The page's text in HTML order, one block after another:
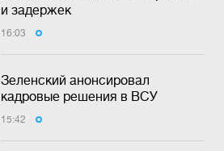
и задержек
16:03
Зеленский анонсировал
кадровые решения в ВСУ
15:42